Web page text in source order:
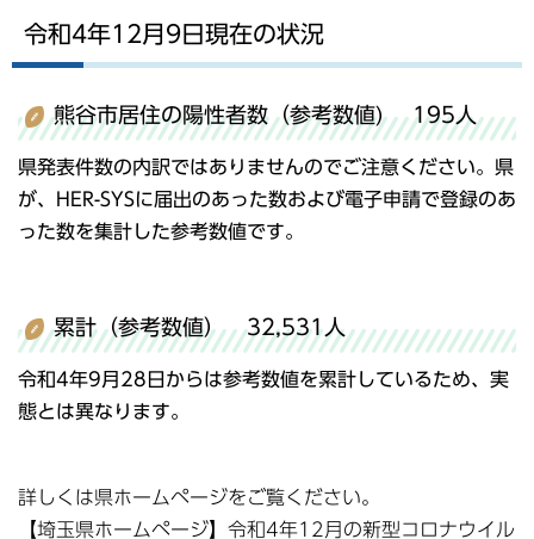
令和4年12月9日現在の状況
熊谷市居住の陽性者数（参考数値) 195人
県発表件数の内訳ではありませんのでご注意ください。県
が、HER-SYSに届出のあった数および電子申請で登録のあ
った数を集計した参考数値です。
累計（参考数値） 32,531人
令和4年9月28日からは参考数値を累計しているため、実
態とは異なります。
詳しくは県ホームページをご覧ください。
【埼玉県ホームページ】令和4年12月の新型コロナウイル